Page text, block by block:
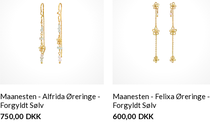
Maanesten - Alfrida Øreringe -
Forgyldt Sølv
750,00 DKK
Maanesten - Felixa Øreringe -
Forgyldt Sølv
600,00 DKK